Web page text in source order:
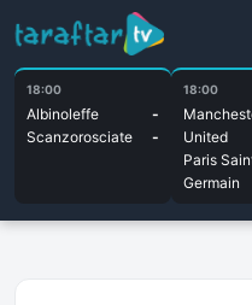
18:00
Albinoleffe
-
Scanzorosciate
-
18:00
United
Paris
Germain